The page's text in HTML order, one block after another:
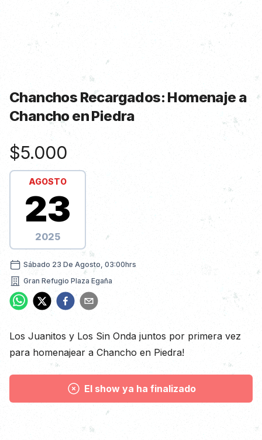
Chanchos Recargados: Homenaje a
Chancho en Piedra
Información de Show
$5.000
AGOSTO
23
2025
sábado 23 de agosto, 03:00hrs
Sábado 23 De Agosto, 03:00hrs
Nombre dirección
Gran Refugio Plaza Egaña
Descripción
Los Juanitos y Los Sin Onda juntos por primera vez
para homenajear a Chancho en Piedra!
El show ya ha finalizado